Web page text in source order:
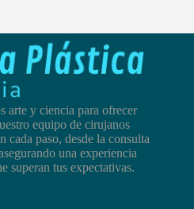
arte y ciencia para ofrecer
equipo de cirujanos
cada paso, desde la consulta
una experiencia
superan tus expectativas.